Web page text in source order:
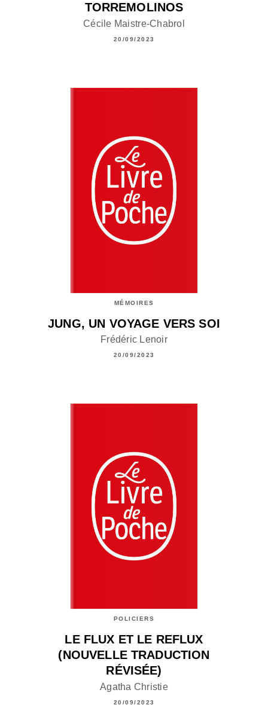
TORREMOLINOS
Cécile Maistre-Chabrol
20/09/2023
MÉMOIRES
JUNG, UN VOYAGE VERS SOI
Frédéric Lenoir
20/09/2023
POLICIERS
LE FLUX ET LE REFLUX
(NOUVELLE TRADUCTION
RÉVISÉE)
Agatha Christie
20/09/2023